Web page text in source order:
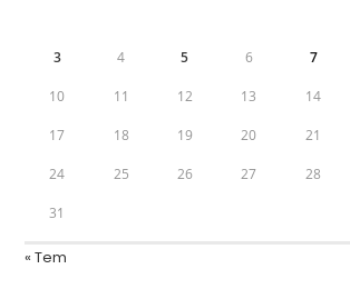
3 4 5 6 7
10 11 12 13 14
17 18 19 20 21
24 25 26 27 28
31
« Tem